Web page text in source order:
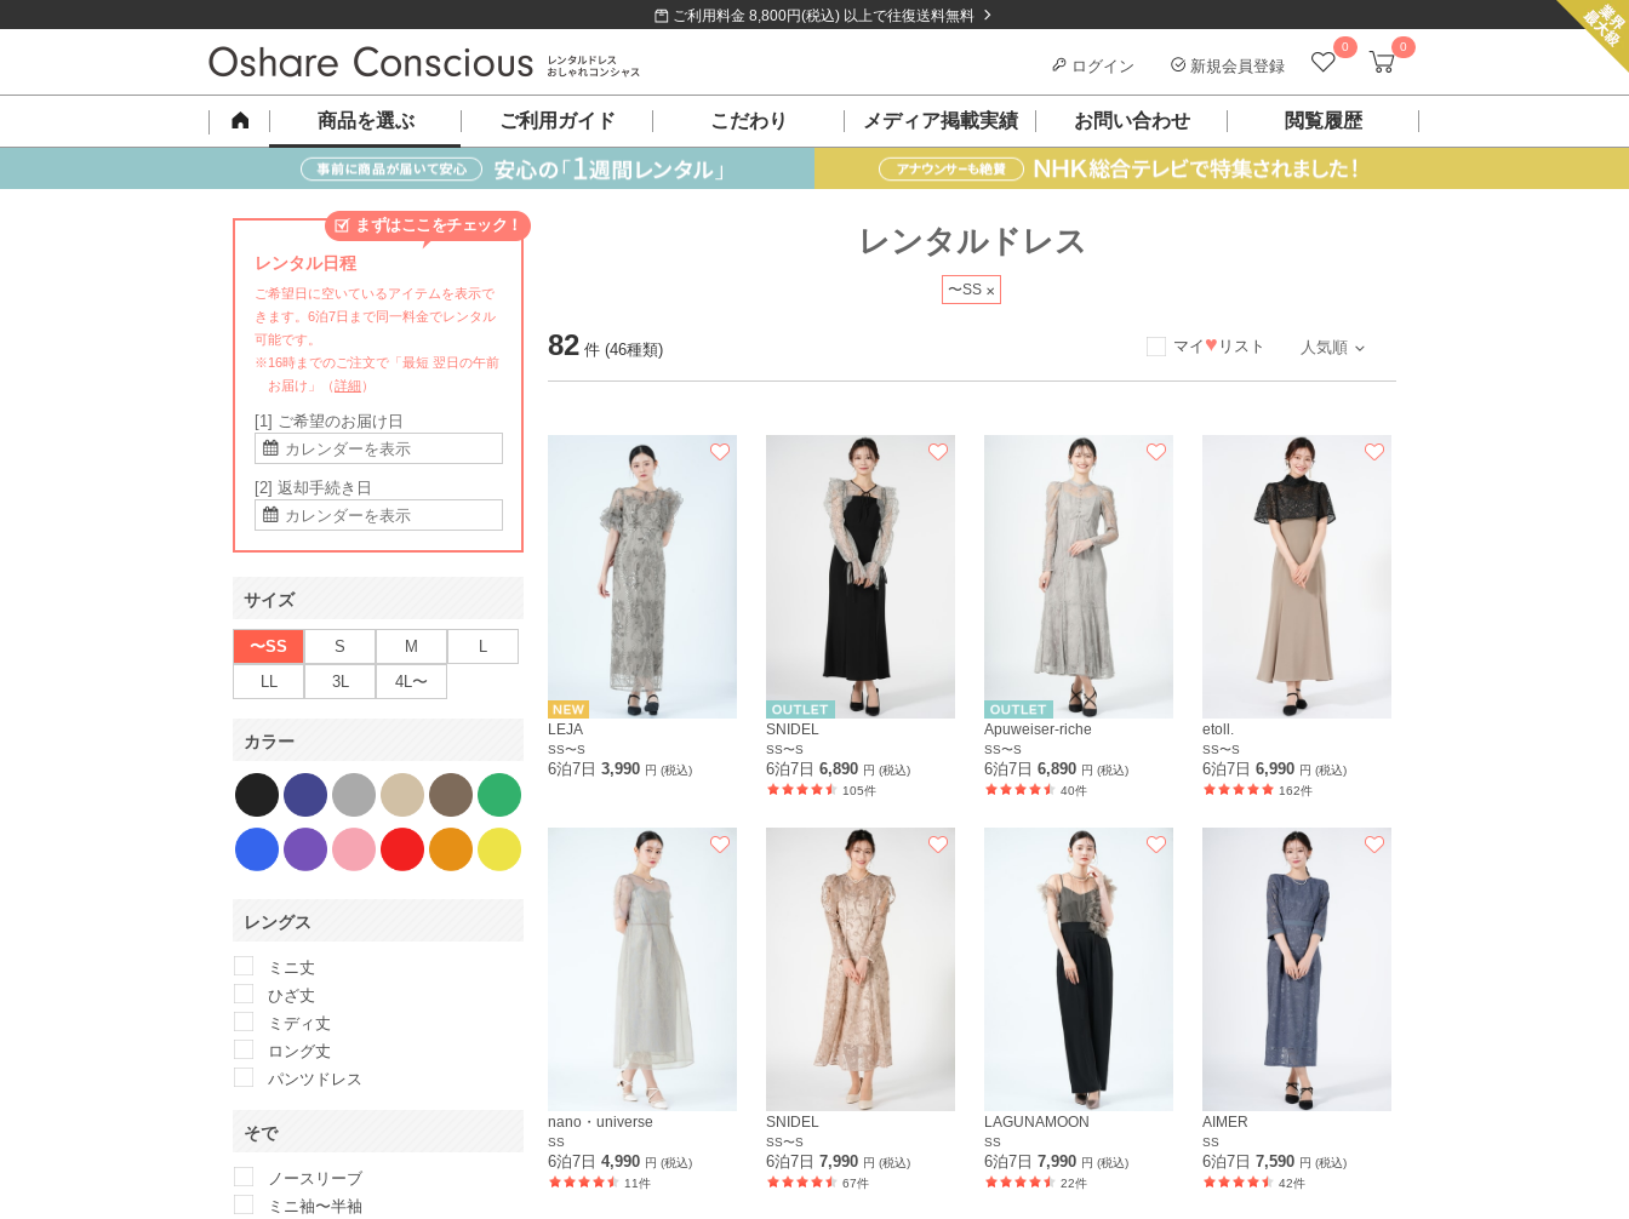
ご利用料金 8,800円(税込) 以上で往復送料無料
0 0
ログイン 新規会員登録
商品を選ぶ ご利用ガイド こだわり メディア掲載実績 お問い合わせ 閲覧履歴
レンタルドレス
〜SS
82 件 (46種類) マイ ♥ リスト 人気順
LEJA
SS〜S
6泊7日 3,990 円 (税込)
SNIDEL
SS〜S
6泊7日 6,890 円 (税込)
105件
Apuweiser-riche
SS〜S
6泊7日 6,890 円 (税込)
40件
etoll.
SS〜S
6泊7日 6,990 円 (税込)
162件
nano・universe
SS
6泊7日 4,990 円 (税込)
11件
SNIDEL
SS〜S
6泊7日 7,990 円 (税込)
67件
LAGUNAMOON
SS
6泊7日 7,990 円 (税込)
22件
AIMER
SS
6泊7日 7,590 円 (税込)
42件
まずはここをチェック！
レンタル日程
ご希望日に空いているアイテムを表示で
きます。6泊7日まで同一料金でレンタル
可能です。
※16時までのご注文で「最短 翌日の午前
お届け」（詳細 ）
[1] ご希望のお届け日
[2] 返却手続き日
サイズ
〜SS S M
L
LL
3L 4L〜
カラー
レングス
ミニ丈
ひざ丈
ミディ丈
ロング丈
パンツドレス
そで
ノースリーブ
ミニ袖〜半袖